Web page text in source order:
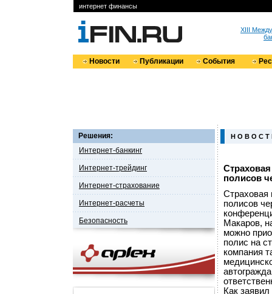
интернет финансы
XIII
Новости Публикации События
Решения:
Интернет-банкинг
Интернет-трейдинг
Интернет-страхование
Интернет-расчеты
Безопасность
Н О В О С Т
полисов
Страховая
полисов
Макаров,
можно
полис на
компания
Как